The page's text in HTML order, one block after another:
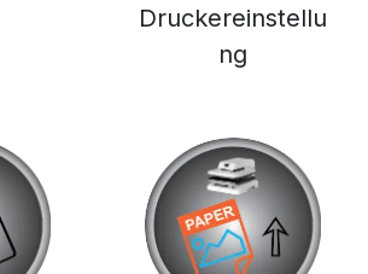
Druckereinstellu
ng